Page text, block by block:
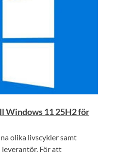
Windows 11 25H2 för
olika livscykler samt
För att